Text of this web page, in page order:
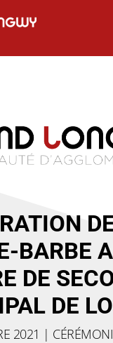
BARBE
DE
DE
2021 |